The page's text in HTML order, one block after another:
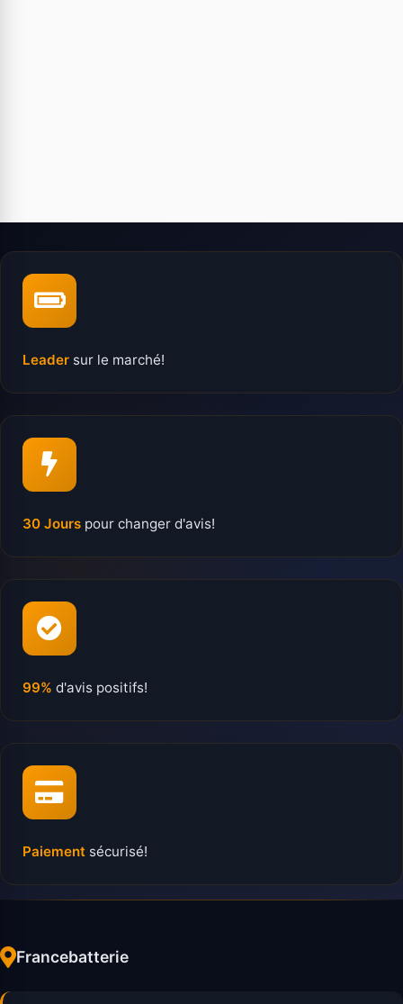
Leader sur le marché!
30 Jours pour changer d'avis!
99% d'avis positifs!
Paiement sécurisé!
Francebatterie